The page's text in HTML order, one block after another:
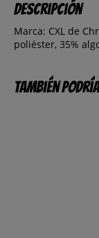
Descripción
Marca: CXL de
poliéster, 35%
También